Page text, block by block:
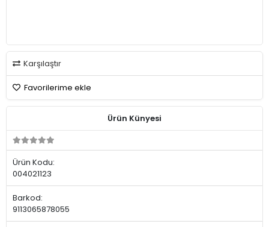
Karşılaştır
Favorilerime ekle
Ürün Künyesi
Ürün Kodu:
004021123
Barkod:
9113065878055